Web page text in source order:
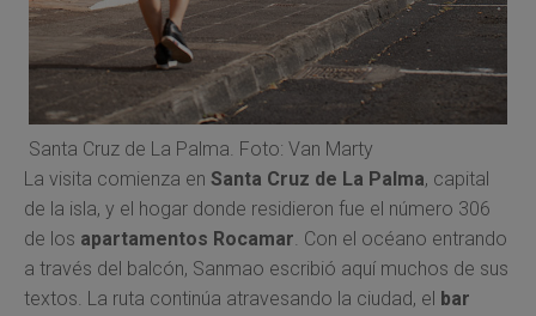
Santa Cruz de La Palma. Foto: Van Marty
La visita comienza en Santa Cruz de La Palma, capital
de la isla, y el hogar donde residieron fue el número 306
de los apartamentos Rocamar. Con el océano entrando
a través del balcón, Sanmao escribió aquí muchos de sus
textos. La ruta continúa atravesando la ciudad, el bar